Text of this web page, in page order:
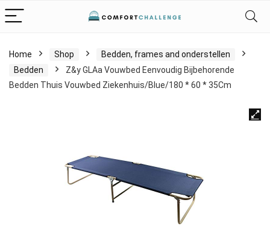
Home Shop
Bedden, frames and onderstellen
Bedden
Z&y GLAa Vouwbed Eenvoudig Bijbehorende
Bedden Thuis Vouwbed Ziekenhuis/Blue/180 * 60 * 35Cm